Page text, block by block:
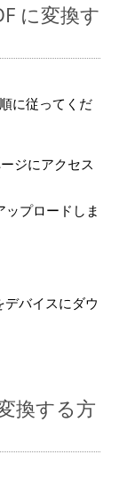
に変換す
に従ってくだ
ジにアクセス
プロードしま
デバイスにダウ
換する方